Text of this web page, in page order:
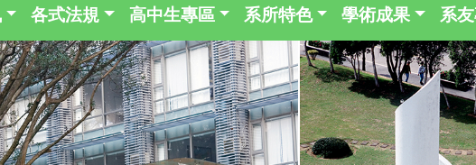
各式法規 高中生專區 系所特色 學術成果 系